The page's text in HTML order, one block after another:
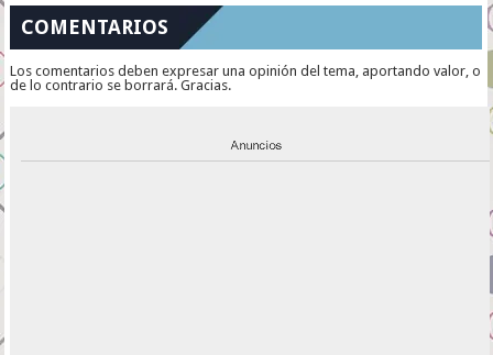
COMENTARIOS
Los comentarios deben expresar una opinión del tema, aportando valor, o
de lo contrario se borrará. Gracias.